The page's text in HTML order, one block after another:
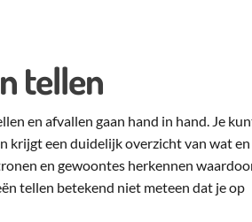
tellen
en afvallen gaan hand in hand. Je
krijgt een duidelijk overzicht van wat en
en gewoontes herkennen
tellen betekend niet meteen dat je op